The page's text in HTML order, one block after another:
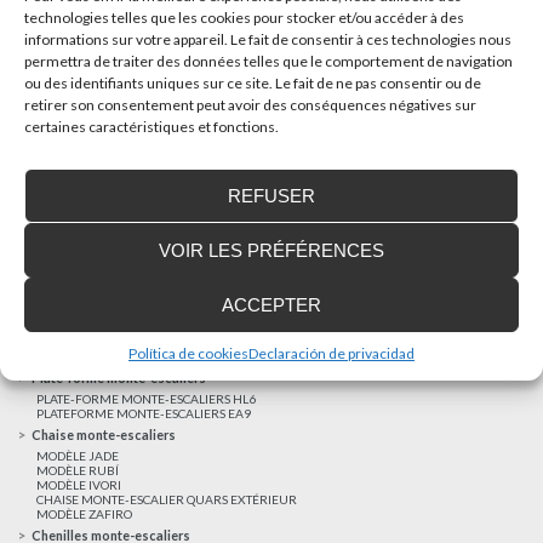
technologies telles que les cookies pour stocker et/ou accéder à des
informations sur votre appareil. Le fait de consentir à ces technologies nous
permettra de traiter des données telles que le comportement de navigation
ou des identifiants uniques sur ce site. Le fait de ne pas consentir ou de
retirer son consentement peut avoir des conséquences négatives sur
certaines caractéristiques et fonctions.
ACCEPTER
REFUSER
VOIR LES PRÉFÉRENCES
Política de cookiesDeclaración de privacidad
AUTRES NOUVELLES
Réalisations récentes
ASCENSEUR PRIVATIF EHP 05
ÉLÉVATEURS VERTICAUX BLE
Plate-forme monte-escaliers
PLATE-FORME MONTE-ESCALIERS HL6
PLATEFORME MONTE-ESCALIERS EA9
Chaise monte-escaliers
MODÈLE JADE
MODÈLE RUBÍ
MODÈLE IVORI
CHAISE MONTE-ESCALIER QUARS EXTÉRIEUR
MODÈLE ZAFIRO
Chenilles monte-escaliers